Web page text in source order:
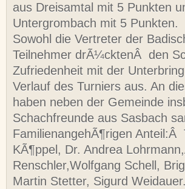
aus Dreisamtal mit 5 Punkten
Untergrombach mit 5 Punkten.
Sowohl die Vertreter der
Teilnehmer drÃ¼cktenÂ den
Zufriedenheit mit der
Verlauf des Turniers aus. An
haben neben der Gemeinde
Schachfreunde aus Sasbach
FamilienangehÃ¶rigen
KÃ¶ppel, Dr. Andrea
Renschler,Wolfgang Schell,
Martin Stetter, Sigurd Weidauer.